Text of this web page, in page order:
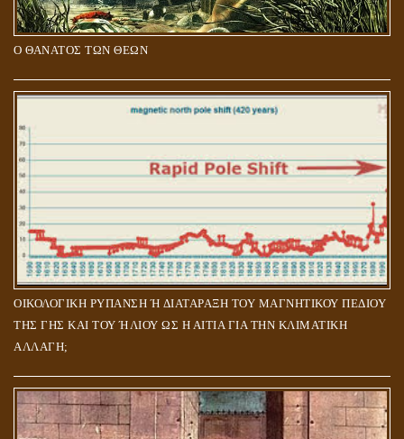
Ο ΘΑΝΑΤΟΣ ΤΩΝ ΘΕΩΝ
ΟΙΚΟΛΟΓΙΚΗ ΡΥΠΑΝΣΗ Ή ΔΙΑΤΑΡΑΞΗ ΤΟΥ ΜΑΓΝΗΤΙΚΟΥ ΠΕΔΙΟΥ
ΤΗΣ ΓΗΣ ΚΑΙ ΤΟΥ ΉΛΙΟΥ ΩΣ Η ΑΙΤΙΑ ΓΙΑ ΤΗΝ ΚΛΙΜΑΤΙΚΗ
ΑΛΛΑΓΗ;